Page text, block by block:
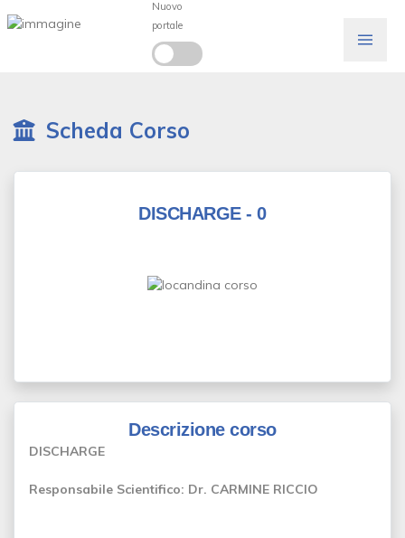
Scheda Corso
DISCHARGE - 0
Descrizione corso
DISCHARGE
Responsabile Scientifico: Dr. CARMINE RICCIO